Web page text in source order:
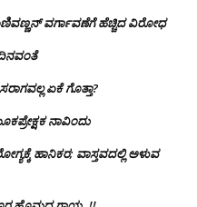
ವರ್ಗಾವಣೆಗೆ ಹೆಚ್ಚಿದ‌ ವಿರೋಧ
ಏಕೆ ಗೊತ್ತಾ?
ನಾವಿಂದು
ಹಾನಿಕರ; ವಾಸ್ತವದಲ್ಲಿ ಅಳುವ